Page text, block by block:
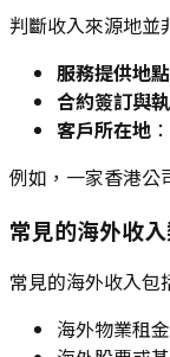
判斷收入來源地並
服務提供地點
合約簽訂與
客戶所在地
例如，一家香港公
常見的海外收
常見的海外收入包
海外物業租